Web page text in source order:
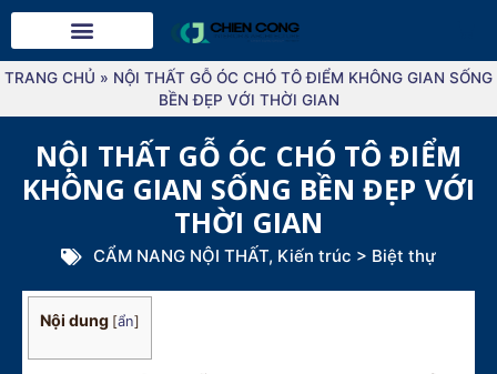
TRANG CHỦ » NỘI THẤT GỖ ÓC CHÓ TÔ ĐIỂM KHÔNG GIAN SỐNG
BỀN ĐẸP VỚI THỜI GIAN
NỘI THẤT GỖ ÓC CHÓ TÔ ĐIỂM
KHÔNG GIAN SỐNG BỀN ĐẸP VỚI
THỜI GIAN
CẨM NANG NỘI THẤT, Kiến trúc > Biệt thự
Nội dung [ẩn]